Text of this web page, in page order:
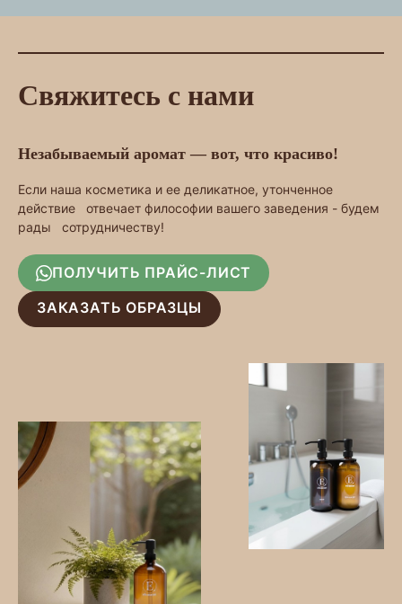
Свяжитесь с нами
Незабываемый аромат — вот, что красиво!
Если наша косметика и ее деликатное, утонченное
действие отвечает философии вашего заведения - будем
рады сотрудничеству!
ПОЛУЧИТЬ ПРАЙС-ЛИСТ
ЗАКАЗАТЬ ОБРАЗЦЫ